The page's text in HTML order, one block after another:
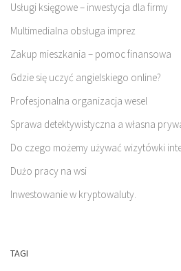
Usługi księgowe – inwestycja dla firmy
Multimedialna obsługa imprez
Zakup mieszkania – pomoc finansowa
Gdzie się uczyć angielskiego online?
Profesjonalna organizacja wesel
Sprawa detektywistyczna a własna
Do czego możemy używać wizytówki
Dużo pracy na wsi
Inwestowanie w kryptowaluty.
TAGI